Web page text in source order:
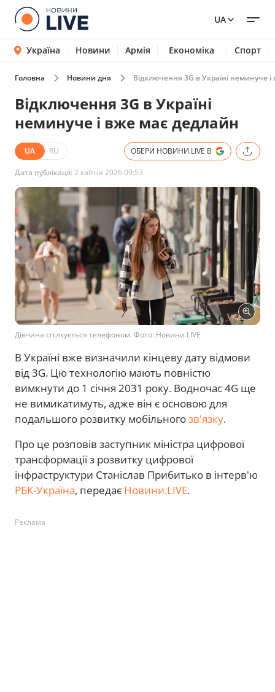
UA
Україна Новини Армія Економіка Спорт
Головна Новини дня Відключення 3G в Україні неминуче
Відключення 3G в Україні
неминуче і вже має дедлайн
UA RU ОБЕРИ НОВИНИ.LIVE В
Дата публікації:2 квітня 2026 09:53
Дівчина спілкується телефоном. Фото: Новини.LIVE
В Україні вже визначили кінцеву дату відмови
від 3G. Цю технологію мають повністю
вимкнути до 1 січня 2031 року. Водночас 4G ще
не вимикатимуть, адже він є основою для
подальшого розвитку мобільногозв'язку.
Про це розповів заступник міністра цифрової
трансформації з розвитку цифрової
інфраструктури Станіслав Прибитько в інтерв'ю
РБК-Україна, передає Новини.LIVE.
Реклама